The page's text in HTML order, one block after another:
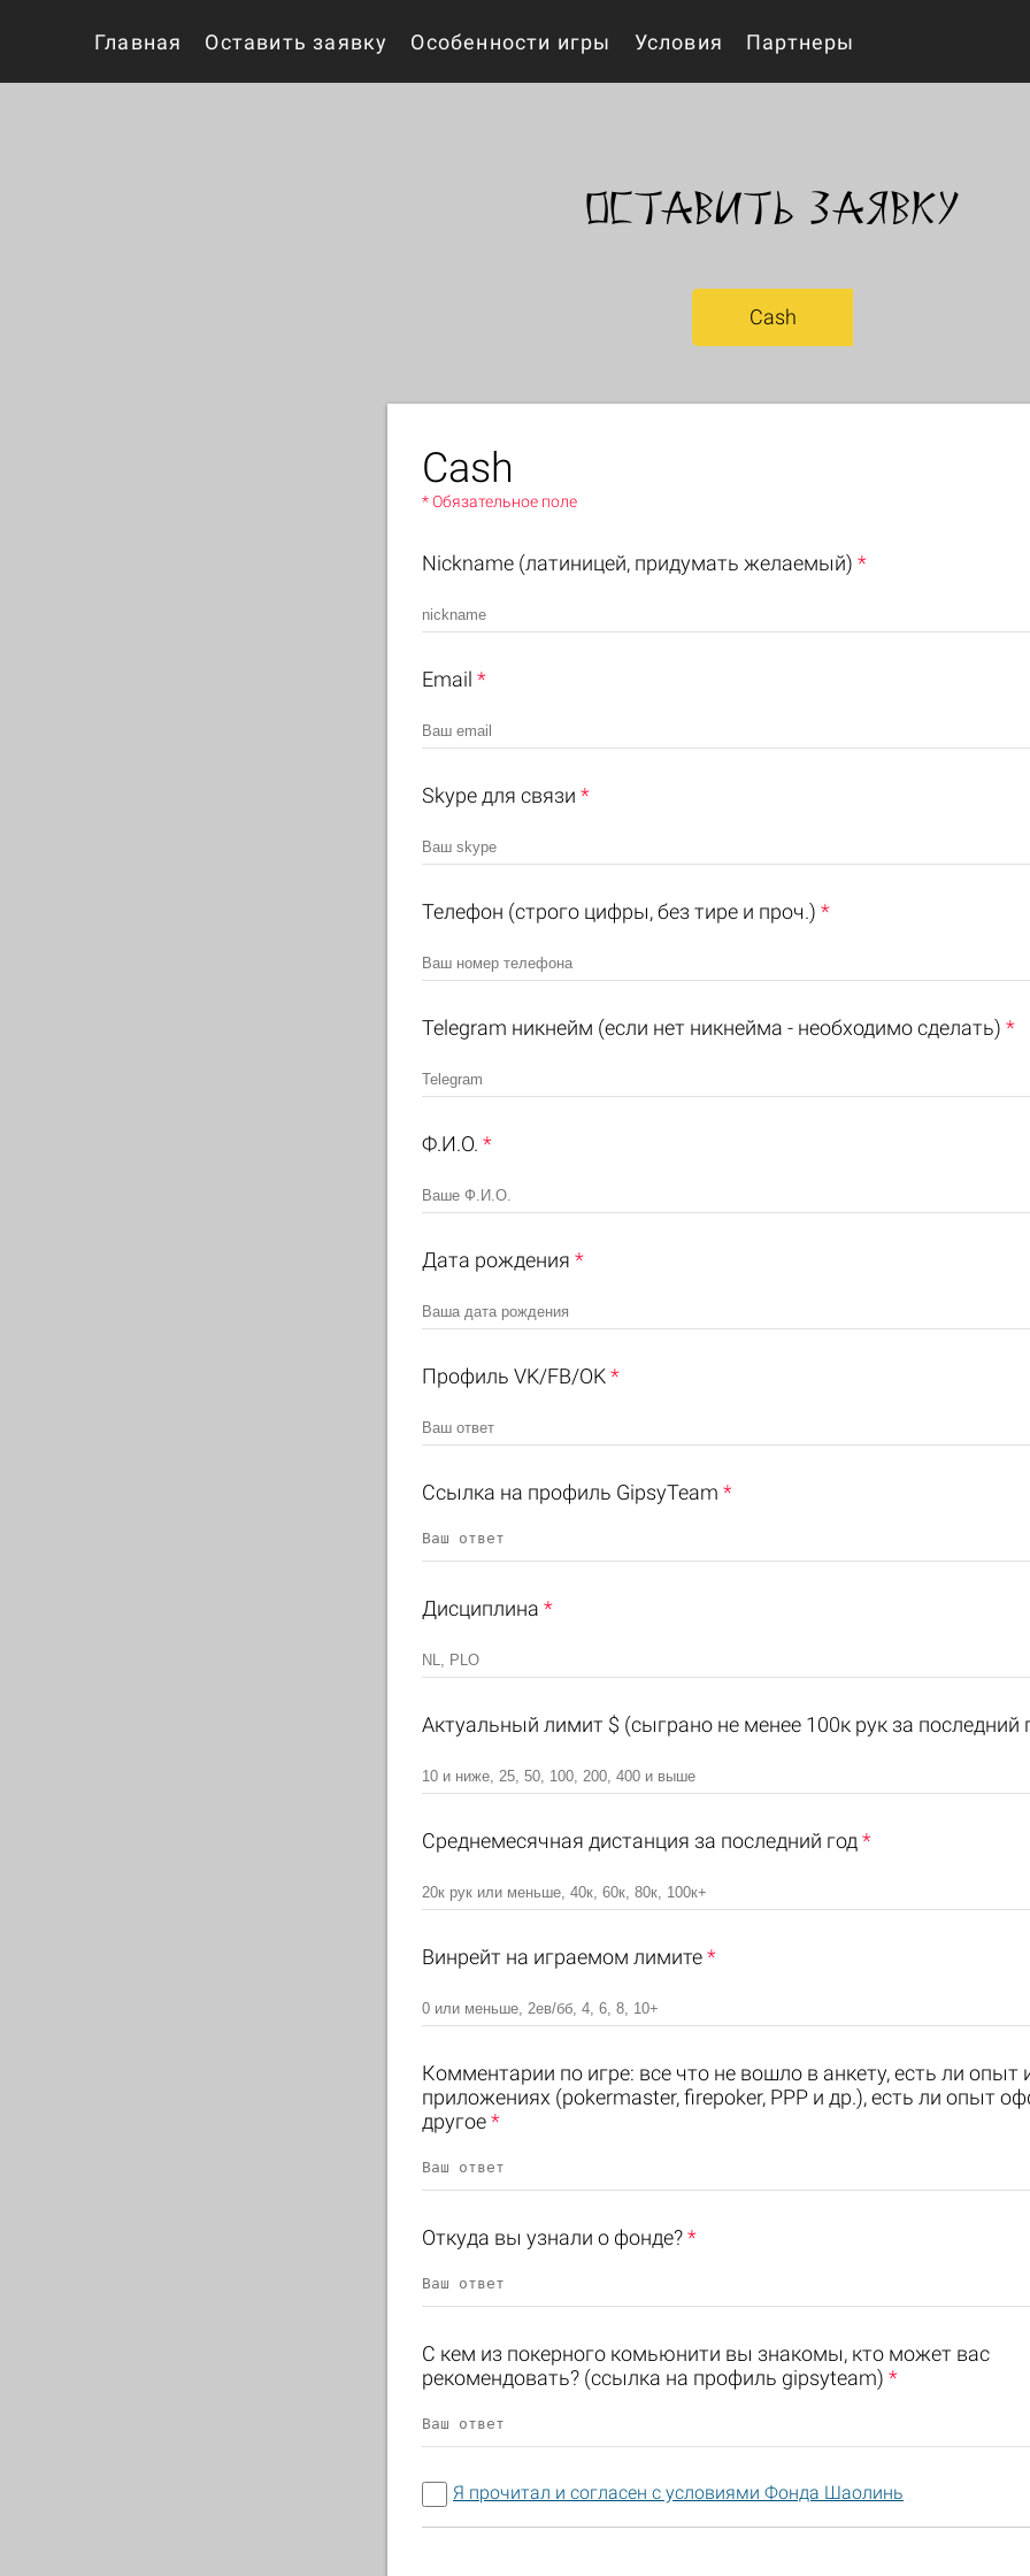
Главная Оставить заявку Особенности игры Условия Партнеры
Оставить заявку
Cash
Cash
* Обязательное поле
Nickname (латиницей, придумать желаемый) *
Email *
Skype для связи *
Телефон (строго цифры, без тире и проч.) *
Telegram никнейм (если нет никнейма - необходимо сделать) *
Ф.И.О. *
Дата рождения *
Профиль VK/FB/OK*
Ссылка на профиль GipsyTeam *
Дисциплина *
Актуальный лимит $ (сыграно не менее 100к рук за последний
Среднемесячная дистанция за последний год *
Винрейт на играемом лимите*
Комментарии по игре: все что не вошло в анкету, есть ли опыт
приложениях (pokermaster, firepoker, PPP и др.), есть ли опыт
другое*
Откуда вы узнали о фонде?*
С кем из покерного комьюнити вы знакомы, кто может вас
рекомендовать? (ссылка на профиль gipsyteam) *
Я прочитал и согласен с условиями Фонда Шаолинь